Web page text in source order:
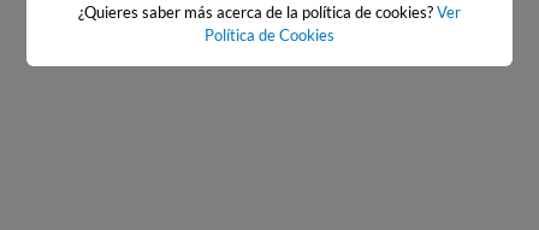
¿Quieres saber más acerca de la política de cookies?Ver
Política de Cookies